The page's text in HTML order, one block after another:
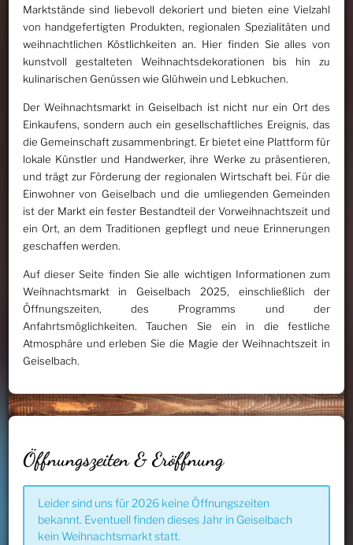
Marktstände sind liebevoll dekoriert und bieten eine Vielzahl
von handgefertigten Produkten, regionalen Spezialitäten und
weihnachtlichen Köstlichkeiten an. Hier finden Sie alles von
kunstvoll gestalteten Weihnachtsdekorationen bis hin zu
kulinarischen Genüssen wie Glühwein und Lebkuchen.
Der Weihnachtsmarkt in Geiselbach ist nicht nur ein Ort des
Einkaufens, sondern auch ein gesellschaftliches Ereignis, das
die Gemeinschaft zusammenbringt. Er bietet eine Plattform für
lokale Künstler und Handwerker, ihre Werke zu präsentieren,
und trägt zur Förderung der regionalen Wirtschaft bei. Für die
Einwohner von Geiselbach und die umliegenden Gemeinden
ist der Markt ein fester Bestandteil der Vorweihnachtszeit und
ein Ort, an dem Traditionen gepflegt und neue Erinnerungen
geschaffen werden.
Auf dieser Seite finden Sie alle wichtigen Informationen zum
Weihnachtsmarkt in Geiselbach 2025, einschließlich der
Öffnungszeiten, des Programms und der
Anfahrtsmöglichkeiten. Tauchen Sie ein in die festliche
Atmosphäre und erleben Sie die Magie der Weihnachtszeit in
Geiselbach.
Öffnungszeiten & Eröffnung
Leider sind uns für 2026 keine Öffnungszeiten
bekannt. Eventuell finden dieses Jahr in Geiselbach
kein Weihnachtsmarkt statt.